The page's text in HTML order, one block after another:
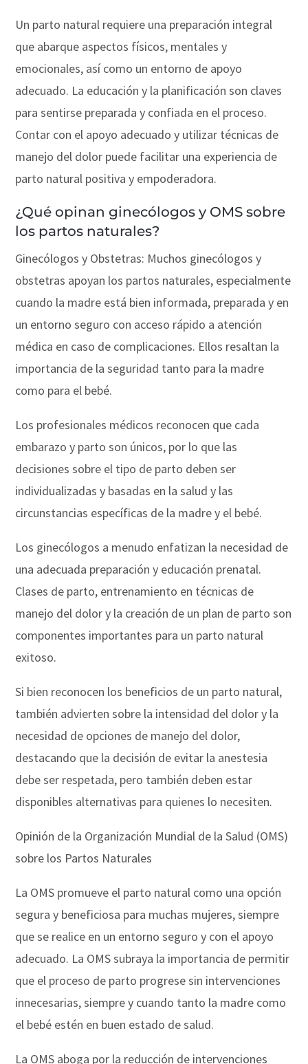
Un parto natural requiere una preparación integral
que abarque aspectos físicos, mentales y
emocionales, así como un entorno de apoyo
adecuado. La educación y la planificación son claves
para sentirse preparada y confiada en el proceso.
Contar con el apoyo adecuado y utilizar técnicas de
manejo del dolor puede facilitar una experiencia de
parto natural positiva y empoderadora.
¿Qué opinan ginecólogos y OMS sobre
los partos naturales?
Ginecólogos y Obstetras: Muchos ginecólogos y
obstetras apoyan los partos naturales, especialmente
cuando la madre está bien informada, preparada y en
un entorno seguro con acceso rápido a atención
médica en caso de complicaciones. Ellos resaltan la
importancia de la seguridad tanto para la madre
como para el bebé.
Los profesionales médicos reconocen que cada
embarazo y parto son únicos, por lo que las
decisiones sobre el tipo de parto deben ser
individualizadas y basadas en la salud y las
circunstancias específicas de la madre y el bebé.
Los ginecólogos a menudo enfatizan la necesidad de
una adecuada preparación y educación prenatal.
Clases de parto, entrenamiento en técnicas de
manejo del dolor y la creación de un plan de parto son
componentes importantes para un parto natural
exitoso.
Si bien reconocen los beneficios de un parto natural,
también advierten sobre la intensidad del dolor y la
necesidad de opciones de manejo del dolor,
destacando que la decisión de evitar la anestesia
debe ser respetada, pero también deben estar
disponibles alternativas para quienes lo necesiten.
Opinión de la Organización Mundial de la Salud (OMS)
sobre los Partos Naturales
La OMS promueve el parto natural como una opción
segura y beneficiosa para muchas mujeres, siempre
que se realice en un entorno seguro y con el apoyo
adecuado. La OMS subraya la importancia de permitir
que el proceso de parto progrese sin intervenciones
innecesarias, siempre y cuando tanto la madre como
el bebé estén en buen estado de salud.
La OMS aboga por la reducción de intervenciones